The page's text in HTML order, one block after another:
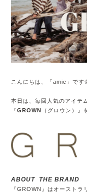
こんにちは、「amie」です
本日は、毎回人気のアイテ
『GROWN （グロウン）』
ABOUT THE BRAND
『GROWN』はオーストラ